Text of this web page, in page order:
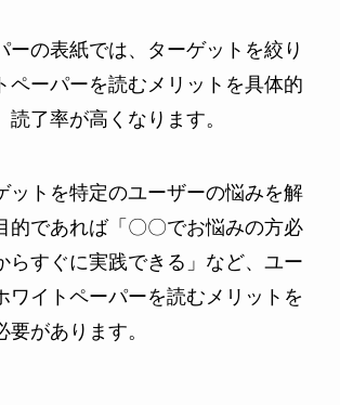
ーの表紙では、ターゲットを絞り
ペーパーを読むメリットを具体的
読了率が高くなります。
ットを特定のユーザーの悩みを解
的であれば「〇〇でお悩みの方必
らすぐに実践できる」など、ユー
ワイトペーパーを読むメリットを
があります。